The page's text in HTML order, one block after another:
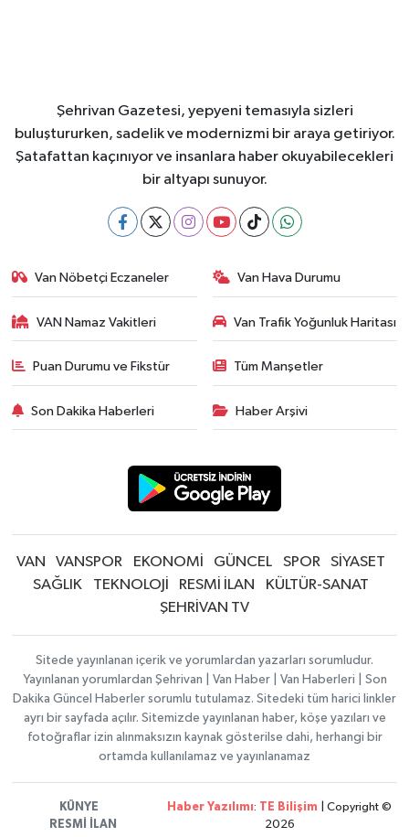
Şehrivan Gazetesi, yepyeni temasıyla sizleri
buluştururken, sadelik ve modernizmi bir araya getiriyor.
Şatafattan kaçınıyor ve insanlara haber okuyabilecekleri
bir altyapı sunuyor.
Van Nöbetçi Eczaneler Van Hava Durumu
VAN Namaz Vakitleri Van Trafik Yoğunluk Haritası
Puan Durumu ve Fikstür Tüm Manşetler
Son Dakika Haberleri Haber Arşivi
VAN VANSPOR EKONOMİ GÜNCEL SPOR
SİYASET
SAĞLIK
TEKNOLOJİ RESMİ İLAN
KÜLTÜR-SANAT
ŞEHRİVAN TV
Sitede yayınlanan içerik ve yorumlardan yazarları sorumludur.
Yayınlanan yorumlardan Şehrivan | Van Haber | Van Haberleri | Son
Dakika Güncel Haberler sorumlu tutulamaz. Sitedeki tüm harici linkler
ayrı bir sayfada açılır. Sitemizde yayınlanan haber, köşe yazıları ve
fotoğraflar izin alınmaksızın kaynak gösterilse dahi, herhangi bir
ortamda kullanılamaz ve yayınlanamaz
KÜNYE
RESMİ İLAN
Haber Yazılımı: TE Bilişim | Copyright ©
2026